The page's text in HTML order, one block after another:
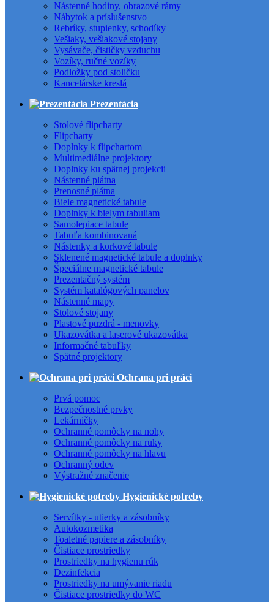
Nástenné hodiny, obrazové rámy
Nábytok a príslušenstvo
Rebríky, stupienky, schodíky
Vešiaky, vešiakové stojany
Vysávače, čističky vzduchu
Vozíky, ručné vozíky
Podložky pod stoličku
Kancelárske kreslá
Prezentácia
Stolové flipcharty
Flipcharty
Doplnky k flipchartom
Multimediálne projektory
Doplnky ku spätnej projekcii
Nástenné plátna
Prenosné plátna
Biele magnetické tabule
Doplnky k bielym tabuliam
Samolepiace tabule
Tabuľa kombinovaná
Nástenky a korkové tabule
Sklenené magnetické tabule a doplnky
Špeciálne magnetické tabule
Prezentačný systém
Systém katalógových panelov
Nástenné mapy
Stolové stojany
Plastové puzdrá - menovky
Ukazovátka a laserové ukazovátka
Informačné tabuľky
Spätné projektory
Ochrana pri práci
Prvá pomoc
Bezpečnostné prvky
Lekárničky
Ochranné pomôcky na nohy
Ochranné pomôcky na ruky
Ochranné pomôcky na hlavu
Ochranný odev
Výstražné značenie
Hygienické potreby
Servítky - utierky a zásobníky
Autokozmetika
Toaletné papiere a zásobníky
Čistiace prostriedky
Prostriedky na hygienu rúk
Dezinfekcia
Prostriedky na umývanie riadu
Čistiace prostriedky do WC